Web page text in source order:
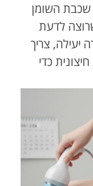
השומן
לדעת
צריך
כדי